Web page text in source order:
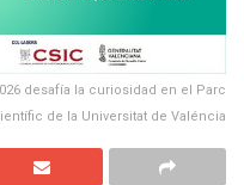
desafía la curiosidad en el Parc
de la Universitat de Valéncia